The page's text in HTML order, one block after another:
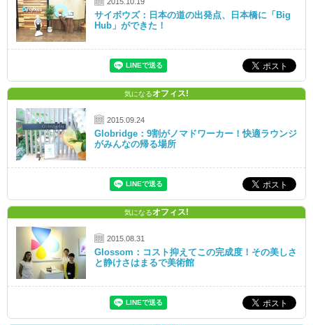
サイボウズ：日本の道の出発点、日本橋に「Big
Hub」ができた！
気になるオフィス!
2015.09.24
Globridge：9割がノマドワーカー！快適ラウンジ
がみんなの帰る場所
気になるオフィス!
2015.08.31
Glossom：コスト抑えてこの完成度！その美しさ
と静けさはまるで美術館